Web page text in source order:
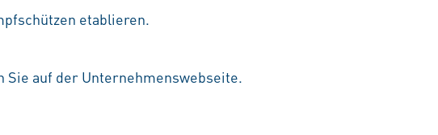
etablieren.
Sie auf der Unternehmenswebseite.